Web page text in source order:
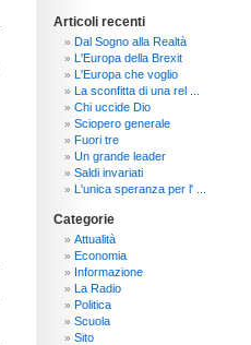
Articoli recenti
Dal Sogno alla Realtà
L'Europa della Brexit
L'Europa che voglio
La sconfitta di una rel ...
Chi uccide Dio
Sciopero generale
Fuori tre
Un grande leader
Saldi invariati
L'unica speranza per l' ...
Categorie
Attualità
Economia
Informazione
La Radio
Politica
Scuola
Sito